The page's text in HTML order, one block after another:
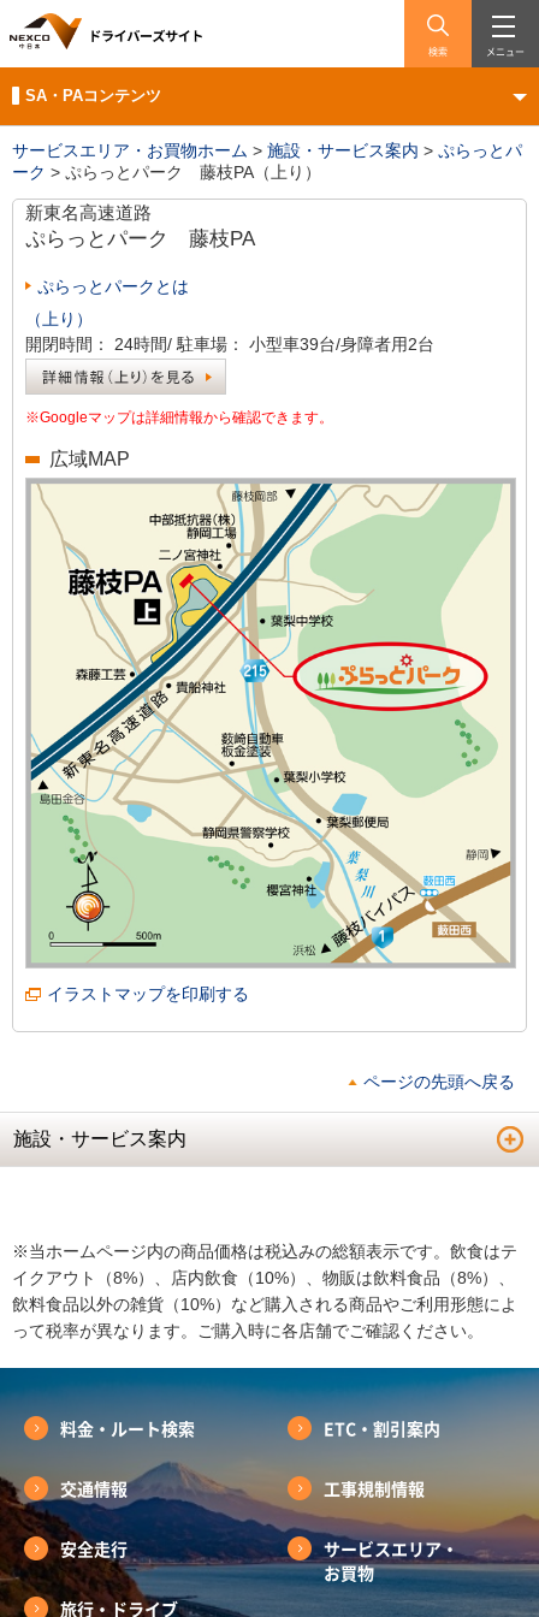
検索 メニュー
SA・PAコンテンツ
サービスエリア・お買物ホーム > 施設・サービス案内 > ぷらっとパ
ーク > ぷらっとパーク 藤枝PA（上り）
新東名高速道路
ぷらっとパーク 藤枝PA
ぷらっとパークとは
（上り）
開閉時間：
24時間/ 駐車場： 小型車39台/身障者用2台
※Googleマップは詳細情報から確認できます。
広域MAP
イラストマップを印刷する
ページの先頭へ戻る
施設・サービス案内
※当ホームページ内の商品価格は税込みの総額表示です。飲食はテ
イクアウト（8%）、店内飲食（10%）、物販は飲料食品（8%）、
飲料食品以外の雑貨（10%）など購入される商品やご利用形態によ
って税率が異なります。ご購入時に各店舗でご確認ください。
料金・ルート検索 ETC・割引案内
交通情報 工事規制情報
安全走行
サービスエリア・
お買物
旅行・ドライブ